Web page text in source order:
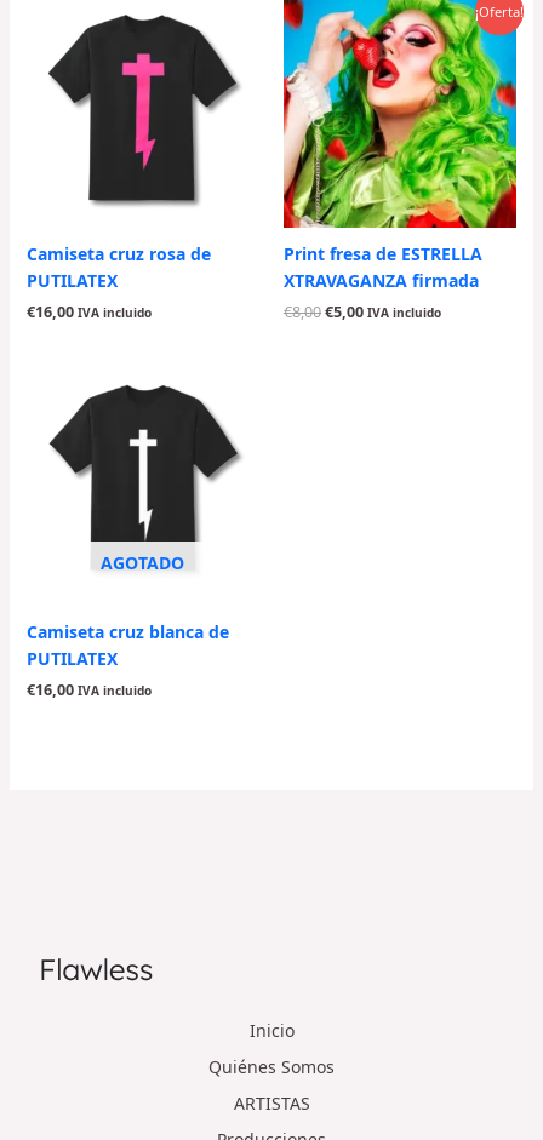
Camiseta cruz rosa de
PUTILATEX
€16,00 IVA incluido
¡Oferta!
Print fresa de ESTRELLA
XTRAVAGANZA firmada
€8,00
precio
original
era:
€8,00.
€5,00
precio
actual
es:
€5,00.
IVA incluido
AGOTADO
Camiseta cruz blanca de
PUTILATEX
€16,00 IVA incluido
Inicio
Quiénes Somos
ARTISTAS